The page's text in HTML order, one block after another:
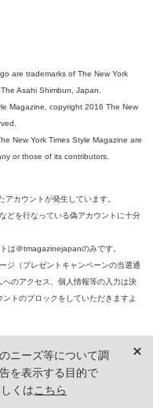
are trademarks of The New York
Asahi Shimbun, Japan.
Magazine, copyright 2016 The New
New York Times Style Magazine are
or those of its contributors.
カウントが発生しています。
どを行なっている偽アカウントに十分
は＠tmagazinejapanのみです。
ジ（プレゼントキャンペーンの当選通
のアクセス、個人情報等の入力は決
トのブロックをしていただきますよ
ています。ただし、2021年3月18日以前に公開し
は消費税が含まれておりませんのでご注意くだ
ニーズ等について調
を表示する目的で
くはこちら